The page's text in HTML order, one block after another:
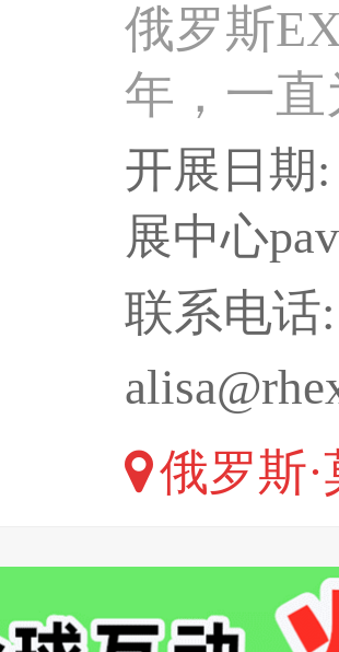
俄罗斯
年，一
燃料和
通过了
览联盟
大、ZUI
开展日期
展中心
联系电话
俄罗斯·